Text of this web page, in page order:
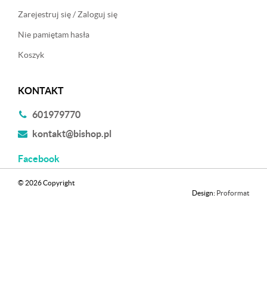
Zarejestruj się / Zaloguj się
Nie pamiętam hasła
Koszyk
KONTAKT
601979770
kontakt@bishop.pl
Facebook
© 2026 Copyright
Design: Proformat